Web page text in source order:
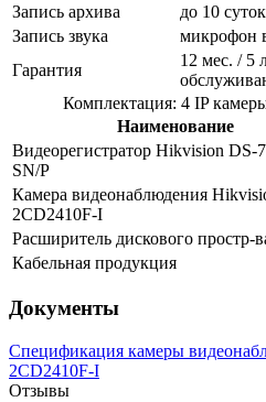
Запись архива
до 10
Запись звука
микрофон
Гарантия
12 мес. / 5
Комплектация: 4 IP
Наименование
Видеорегистратор Hikvision DS-
SN/P
Камера видеонаблюдения
2CD2410F-I
Расширитель дискового простр-
Кабельная продукция
Документы
Спецификация камеры
2CD2410F-I
Отзывы